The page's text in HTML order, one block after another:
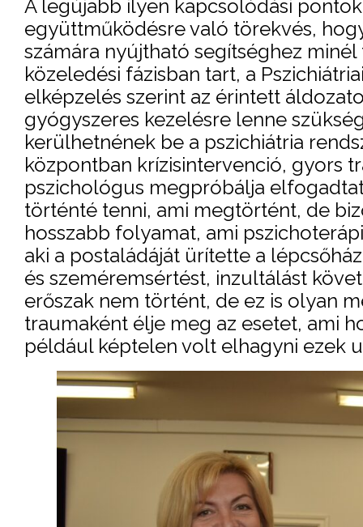
A legújabb ilyen kapcsolódási
együttműködésre való törekvés,
számára nyújtható segítséghez
közeledési fázisban tart, a
elképzelés szerint az érintett
gyógyszeres kezelésre lenne
kerülhetnének be a pszichiátria
központban krízisintervenció, gyors
pszichológus megpróbálja
történté tenni, ami megtörtént, de
hosszabb folyamat, ami
aki a postaládáját ürítette a
és szeméremsértést, inzultálást
erőszak nem történt, de ez is olyan
traumaként élje meg az esetet, ami
például képtelen volt elhagyni ezek